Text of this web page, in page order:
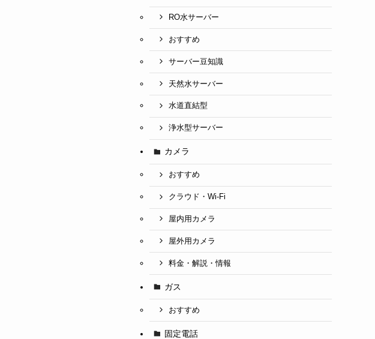
RO水サーバー
おすすめ
サーバー豆知識
天然水サーバー
水道直結型
浄水型サーバー
カメラ
おすすめ
クラウド・Wi-Fi
屋内用カメラ
屋外用カメラ
料金・解説・情報
ガス
おすすめ
固定電話